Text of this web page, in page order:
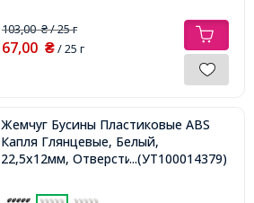
103,00₴/ 25 г
67,00 ₴/ 25 г
Жемчуг Бусины Пластиковые ABS
Капля Глянцевые, Белый,
22,5х12мм, Отверстие 2мм,...(УТ100014379)